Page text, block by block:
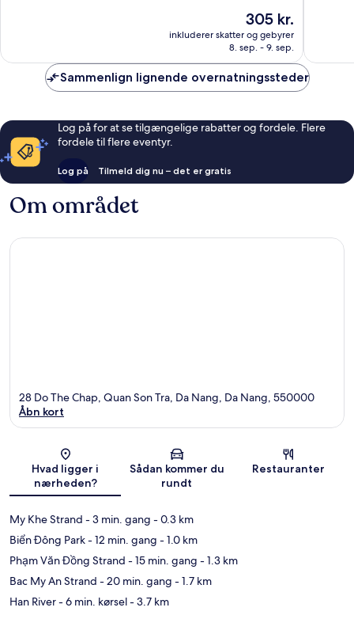
anmeldelser
Prisen
305 kr.
305 kr.
inkluderer skatter og gebyrer
8. sep. - 9. sep.
Sammenlign lignende overnatningssteder
Log på for at se tilgængelige rabatter og fordele. Flere
fordele til flere eventyr.
Log på Tilmeld dig nu – det er gratis
Om området
Kort
28 Do The Chap, Quan Son Tra, Da Nang, Da Nang, 550000
Åbn kort
Hvad ligger i
nærheden?
Sådan kommer du
rundt
Restauranter
My Khe Strand - 3 min. gang - 0.3 km
Biển Đông Park- 12 min. gang - 1.0 km
Phạm Văn Đồng Strand - 15 min. gang - 1.3 km
Bac My An Strand - 20 min. gang - 1.7 km
Han River- 6 min. kørsel- 3.7 km